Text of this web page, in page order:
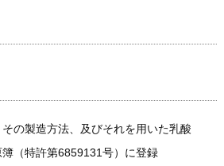
その製造方法、及びそれを用いた乳酸
（特許第6859131号）に登録